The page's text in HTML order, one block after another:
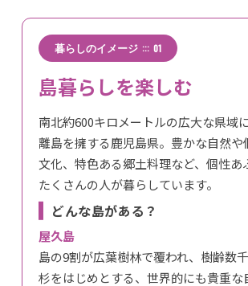
暮らしのイメージ ::: 01
島暮らしを楽しむ
南北約600キロメートルの広大な県域
離島を擁する鹿児島県。豊かな自然や
文化、特色ある郷土料理など、個性あ
たくさんの人が暮らしています。
どんな島がある？
屋久島
島の9割が広葉樹林で覆われ、樹齢数
杉をはじめとする、世界的にも貴重な